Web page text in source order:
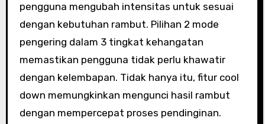
pengguna mengubah intensitas untuk sesuai
dengan kebutuhan rambut. Pilihan 2 mode
pengering dalam 3 tingkat kehangatan
memastikan pengguna tidak perlu khawatir
dengan kelembapan. Tidak hanya itu, fitur cool
down memungkinkan mengunci hasil rambut
dengan mempercepat proses pendinginan.